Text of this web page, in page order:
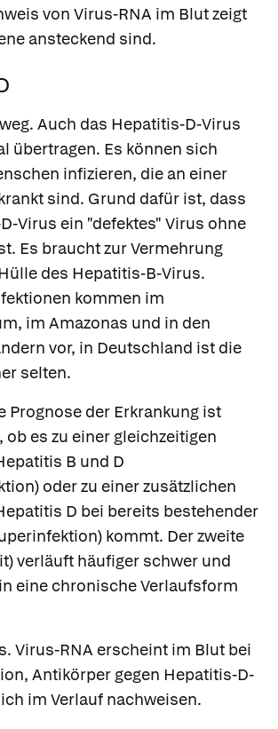
von Virus-RNA im Blut zeigt
ansteckend sind.
Auch das Hepatitis-D-Virus
übertragen. Es können sich
infizieren, die an einer
sind. Grund dafür ist, dass
Virus ein "defektes" Virus ohne
Es braucht zur Vermehrung
des Hepatitis-B-Virus.
kommen im
im Amazonas und in den
vor, in Deutschland ist die
selten.
Prognose der Erkrankung ist
es zu einer gleichzeitigen
B und D
oder zu einer zusätzlichen
D bei bereits bestehender
kommt. Der zweite
verläuft häufiger schwer und
eine chronische Verlaufsform
Virus-RNA erscheint im Blut bei
Antikörper gegen Hepatitis-D-
im Verlauf nachweisen.